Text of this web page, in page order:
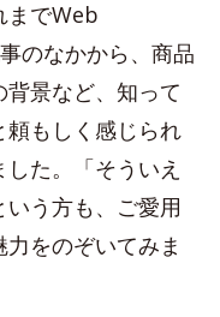
までWeb
のなかから、商品
景など、知って
もしく感じられ
た。「そういえ
う方も、ご愛用
をのぞいてみま